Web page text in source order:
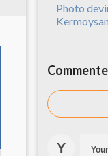
Photo
Kermoysan
Y